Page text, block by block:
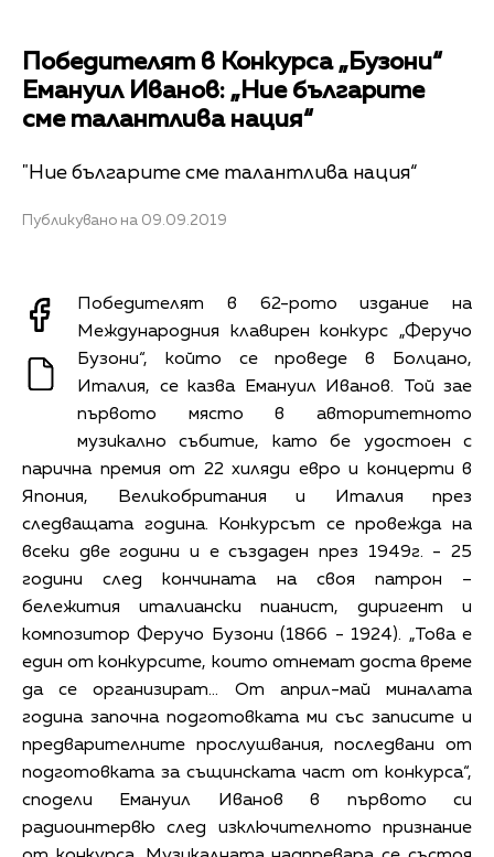
Победителят в Конкурса „Бузони“
Емануил Иванов: „Ние българите
сме талантлива нация“
"Ние българите сме талантлива нация“
Публикувано на 09.09.2019
Победителят в 62-рото издание на
Международния клавирен конкурс „Феручо
Бузони“, който се проведе в Болцано,
Италия, се казва Емануил Иванов. Той зае
първото място в авторитетното
музикално събитие, като бе удостоен с
парична премия от 22 хиляди евро и концерти в
Япония, Великобритания и Италия през
следващата година. Конкурсът се провежда на
всеки две години и е създаден през 1949г. - 25
години след кончината на своя патрон –
бележития италиански пианист, диригент и
композитор Феручо Бузони (1866 - 1924). „Това е
един от конкурсите, които отнемат доста време
да се организират… От април-май миналата
година започна подготовката ми със записите и
предварителните прослушвания, последвани от
подготовката за същинската част от конкурса“,
сподели Емануил Иванов в първото си
радиоинтервю след изключителното признание